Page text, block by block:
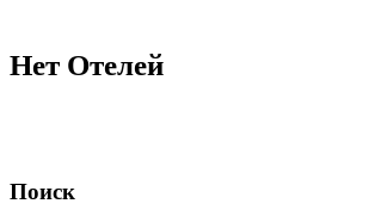
Нет Отелей
Поиск